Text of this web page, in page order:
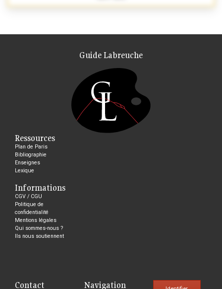
Guide Labreuche
Ressources
Plan de Paris
Bibliographie
Enseignes
Lexique
Informations
CGV / CGU
Politique de
confidentialité
Mentions légales
Qui sommes-nous ?
Ils nous soutiennent
Contact Navigation